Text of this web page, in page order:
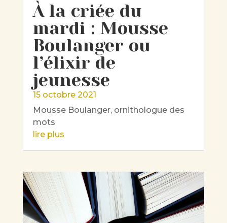
À la criée du
mardi : Mousse
Boulanger ou
l’élixir de
jeunesse
15 octobre 2021
Mousse Boulanger, ornithologue des
mots
lire plus